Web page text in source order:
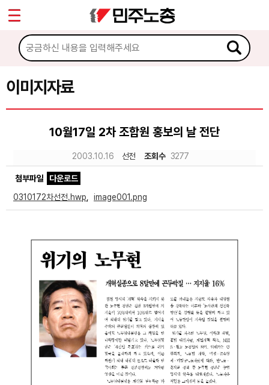
이미지자료
10월17일 2차 조합원 홍보의 날 전단
2003.10.16 선전 조회수 3277
첨부파일
다운로드
0310172차선전.hwp
image001.png
마이페이지
소개
소식
문서자료
카드뉴스
부설기관
Sketchbook5, 스케치북5
Sketchbook5, 스케치북5